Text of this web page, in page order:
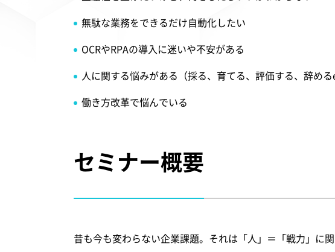
無駄な業務をできるだけ自動化したい
OCRやRPAの導入に迷いや不安がある
人に関する悩みがある（採る、育てる、評価する、辞める
働き方改革で悩んでいる
セミナー概要
昔も今も変わらない企業課題。それは「人」＝「戦力」に関